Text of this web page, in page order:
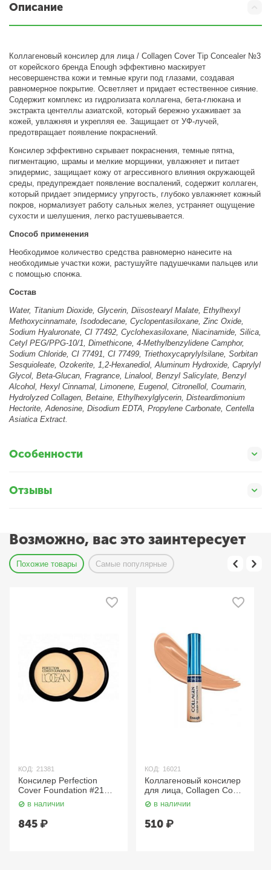
Описание
Коллагеновый консилер для лица / Collagen Cover Tip Concealer №3
от корейского бренда Enough эффективно маскирует
несовершенства кожи и темные круги под глазами, создавая
равномерное покрытие. Осветляет и придает естественное сияние.
Содержит комплекс из гидролизата коллагена, бета-глюкана и
экстракта центеллы азиатской, который бережно ухаживает за
кожей, увлажняя и укрепляя ее. Защищает от УФ-лучей,
предотвращает появление покраснений.
Консилер эффективно скрывает покраснения, темные пятна,
пигментацию, шрамы и мелкие морщинки, увлажняет и питает
эпидермис, защищает кожу от агрессивного влияния окружающей
среды, предупреждает появление воспалений, содержит коллаген,
который придает эпидермису упругость, глубоко увлажняет кожный
покров, нормализует работу сальных желез, устраняет ощущение
сухости и шелушения, легко растушевывается.
Способ применения
Необходимое количество средства равномерно нанесите на
необходимые участки кожи, растушуйте падушечками пальцев или
с помощью спонжа.
Состав
Water, Titanium Dioxide, Glycerin, Diisostearyl Malate, Ethylhexyl
Methoxycinnamate, Isododecane, Cyclopentasiloxane, Zinc Oxide,
Sodium Hyaluronate, CI 77492, Cyclohexasiloxane, Niacinamide, Silica,
Cetyl PEG/PPG-10/1, Dimethicone, 4-Methylbenzylidene Camphor,
Sodium Chloride, CI 77491, CI 77499, Triethoxycaprylylsilane, Sorbitan
Sesquioleate, Ozokerite, 1,2-Hexanediol, Aluminum Hydroxide, Caprylyl
Glycol, Beta-Glucan, Fragrance, Linalool, Benzyl Salicylate, Benzyl
Alcohol, Hexyl Cinnamal, Limonene, Eugenol, Citronellol, Coumarin,
Hydrolyzed Collagen, Betaine, Ethylhexylglycerin, Disteardimonium
Hectorite, Adenosine, Disodium EDTA, Propylene Carbonate, Centella
Asiatica Extract.
Особенности
Отзывы
Возможно, вас это заинтересует
Похожие товары Самые популярные
КОД: 21381
Консилер Perfection
Cover Foundation #21
Clear Beige 16 г L’ocean
в наличии
845₽
КОД: 16021
Коллагеновый консилер
для лица, Collagen Cover
Tip Concealer №2, 5 мл.
Enough
в наличии
510₽